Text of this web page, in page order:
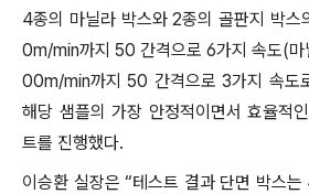
4종의 마닐라 박스와 2종의 골판지 박
0m/min까지 50 간격으로 6가지 속도(
00m/min까지 50 간격으로 3가지 속도
해당 샘플의 가장 안정적이면서 효율적
트를 진행했다.
이승환 실장은 “테스트 결과 단면 박스